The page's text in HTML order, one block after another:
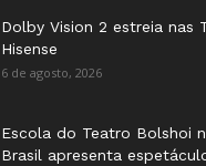
Dolby Vision 2 estreia nas
Hisense
6 de agosto, 2026
Escola do Teatro Bolshoi
Brasil apresenta